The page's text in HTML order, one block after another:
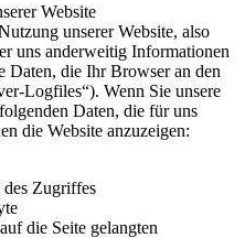
Website
unserer Website, also
uns anderweitig Informationen
Daten, die Ihr Browser an den
Logfiles“). Wenn Sie unsere
Daten, die für uns
die Website anzuzeigen:
Zugriffes
die Seite gelangten